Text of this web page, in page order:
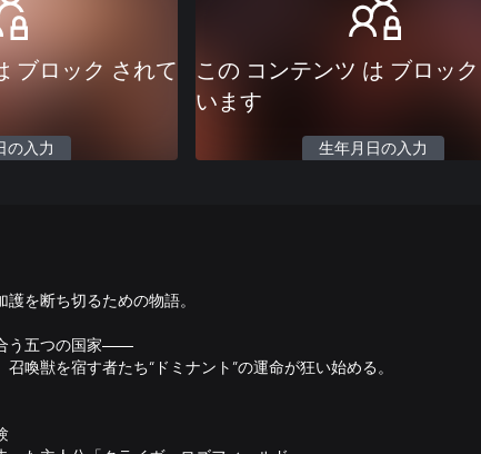
ブロック されて
の入力
この コンテンツ は ブロッ
います
生年月日の入力
を断ち切るための物語。
う五つの国家——
喚獣を宿す者たち“ドミナント”の運命が狂い始める。